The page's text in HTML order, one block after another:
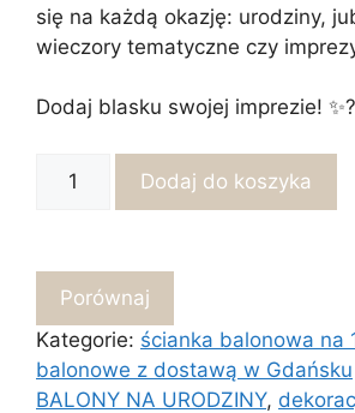
się na każdą okazję: urodziny,
wieczory tematyczne czy
Dodaj blasku swojej imprezie!
Ścianka
złota
urodziny
cekinowa
Dodaj do koszyka
Porównaj
Kategorie: ścianka balonowa na
balonowe z dostawą w Gdańsku
BALONY NA URODZINY,